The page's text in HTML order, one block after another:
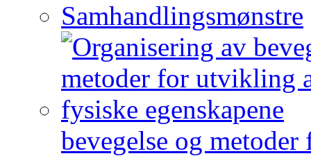
Samhandlingsmønstre
bevegelse og